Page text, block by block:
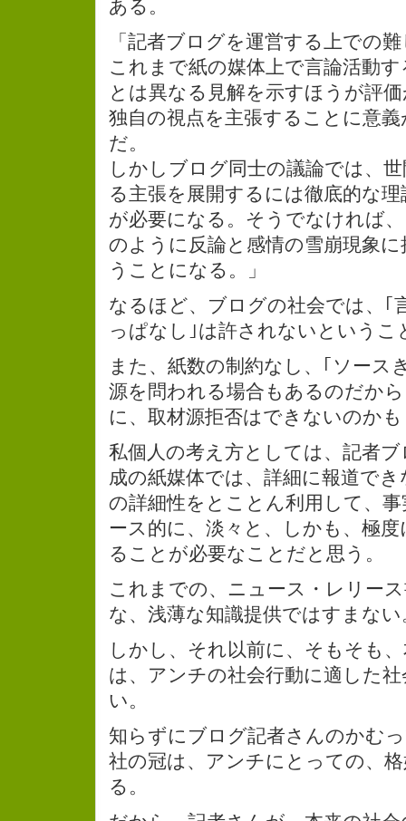
ある。
「記者ブログを運営する上での
これまで紙の媒体上で言論活動
とは異なる見解を示すほうが評
独自の視点を主張することに意
だ。
しかしブログ同士の議論では、
る主張を展開するには徹底的な
が必要になる。そうでなければ
のように反論と感情の雪崩現象
うことになる。」
なるほど、ブログの社会では、｢
っぱなし｣は許されないというこ
また、紙数の制約なし、｢ソース
源を問われる場合もあるのだか
に、取材源拒否はできないのか
私個人の考え方としては、記者
成の紙媒体では、詳細に報道で
の詳細性をとことん利用して、
ース的に、淡々と、しかも、極
ることが必要なことだと思う。
これまでの、ニュース・レリー
な、浅薄な知識提供ではすまない
しかし、それ以前に、そもそも
は、アンチの社会行動に適した
い。
知らずにブログ記者さんのかむ
社の冠は、アンチにとっての、
る。